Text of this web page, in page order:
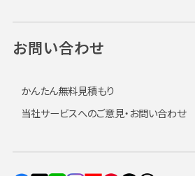
お問い合わせ
かんたん無料見積もり
当社サービスへのご意見・お問い合わせ